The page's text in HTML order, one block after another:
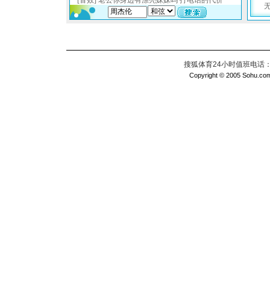
搜狐体育24小时值班电话
Copyright © 2005